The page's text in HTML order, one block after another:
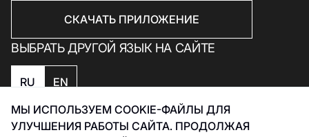
МЫ ИСПОЛЬЗУЕМ COOKIE-ФАЙЛЫ ДЛЯ
УЛУЧШЕНИЯ РАБОТЫ САЙТА. ПРОДОЛЖАЯ
СКАЧАТЬ ПРИЛОЖЕНИЕ
ВЫБРАТЬ ДРУГОЙ ЯЗЫК НА САЙТЕ
RU EN
Политика конфиденциальности